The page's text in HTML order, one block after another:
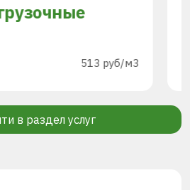
513 руб/м3
в раздел услуг